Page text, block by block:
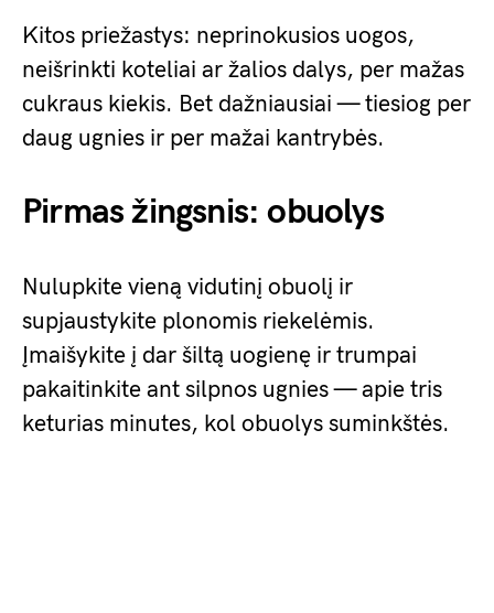
Kitos priežastys: neprinokusios uogos,
neišrinkti koteliai ar žalios dalys, per mažas
cukraus kiekis. Bet dažniausiai — tiesiog per
daug ugnies ir per mažai kantrybės.
Pirmas žingsnis: obuolys
Nulupkite vieną vidutinį obuolį ir
supjaustykite plonomis riekelėmis.
Įmaišykite į dar šiltą uogienę ir trumpai
pakaitinkite ant silpnos ugnies — apie tris
keturias minutes, kol obuolys suminkštės.